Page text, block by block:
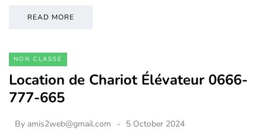
READ MORE
NON CLASSÉ
Location de Chariot Élévateur 0666-
777-665
By amis2web@gmail.com 5 October 2024